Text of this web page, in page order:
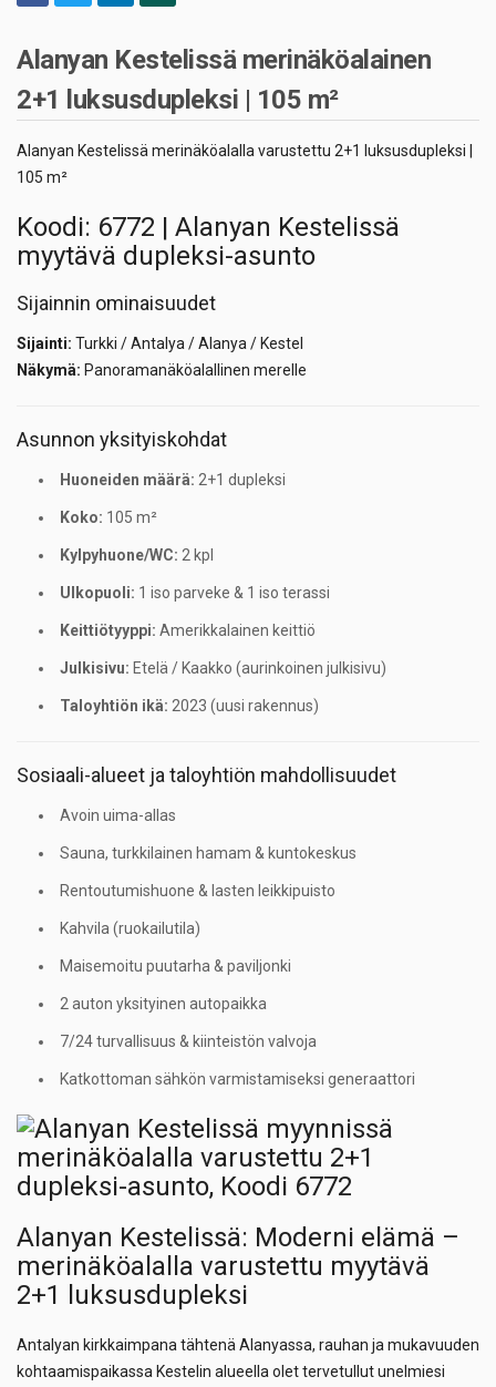
Alanyan Kestelissä merinäköalainen
2+1 luksusdupleksi | 105 m²
Alanyan Kestelissä merinäköalalla varustettu 2+1 luksusdupleksi |
105 m²
Koodi: 6772 | Alanyan Kestelissä
myytävä dupleksi-asunto
Sijainnin ominaisuudet
Sijainti: Turkki / Antalya / Alanya / Kestel
Näkymä: Panoramanäköalallinen merelle
Asunnon yksityiskohdat
Huoneiden määrä: 2+1 dupleksi
Koko: 105 m²
Kylpyhuone/WC: 2 kpl
Ulkopuoli: 1 iso parveke & 1 iso terassi
Keittiötyyppi: Amerikkalainen keittiö
Julkisivu: Etelä / Kaakko (aurinkoinen julkisivu)
Taloyhtiön ikä: 2023 (uusi rakennus)
Sosiaali-alueet ja taloyhtiön mahdollisuudet
Avoin uima-allas
Sauna, turkkilainen hamam & kuntokeskus
Rentoutumishuone & lasten leikkipuisto
Kahvila (ruokailutila)
Maisemoitu puutarha & paviljonki
2 auton yksityinen autopaikka
7/24 turvallisuus & kiinteistön valvoja
Katkottoman sähkön varmistamiseksi generaattori
Alanyan Kestelissä: Moderni elämä –
merinäköalalla varustettu myytävä
2+1 luksusdupleksi
Antalyan kirkkaimpana tähtenä Alanyassa, rauhan ja mukavuuden
kohtaamispaikassa Kestelin alueella olet tervetullut unelmiesi